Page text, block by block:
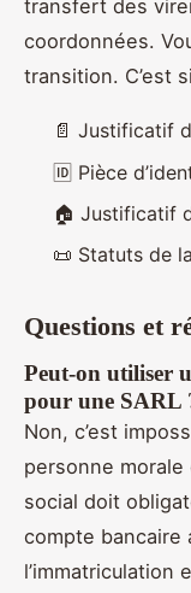
transfert des
coordonnées.
transition. C’est
📄 Justificatif
🆔 Pièce
🏠 Justificatif
📜 Statuts de
Questions et
Peut-on utiliser
pour une SARL
Non, c’est
personne
social doit
compte bancaire
l’immatriculation